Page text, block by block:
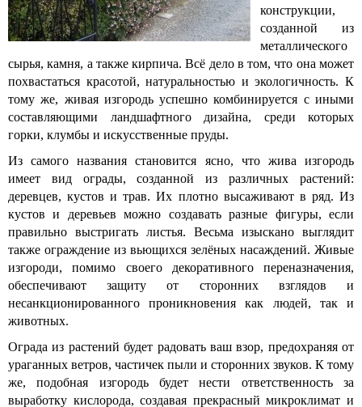
конструкции,
созданной из
металлического
сырья, камня, а также кирпича. Всё дело в том, что она может
похвастаться красотой, натуральностью и экологичность. К
тому же, живая изгородь успешно комбинируется с иными
составляющими ландшафтного дизайна, среди которых
горки, клумбы и искусственные пруды.
Из самого названия становится ясно, что жива изгородь
имеет вид ограды, созданной из различных растений:
деревцев, кустов и трав. Их плотно высаживают в ряд. Из
кустов и деревьев можно создавать разные фигуры, если
правильно выстригать листья. Весьма изыскано выглядит
также ограждение из вьющихся зелёных насаждений. Живые
изгороди, помимо своего декоративного переназначения,
обеспечивают защиту от сторонних взглядов и
несанкционированного проникновения как людей, так и
животных.
Ограда из растений будет радовать ваш взор, предохраняя от
ураганных ветров, частичек пыли и сторонних звуков. К тому
же, подобная изгородь будет нести ответственность за
выработку кислорода, создавая прекрасный микроклимат и